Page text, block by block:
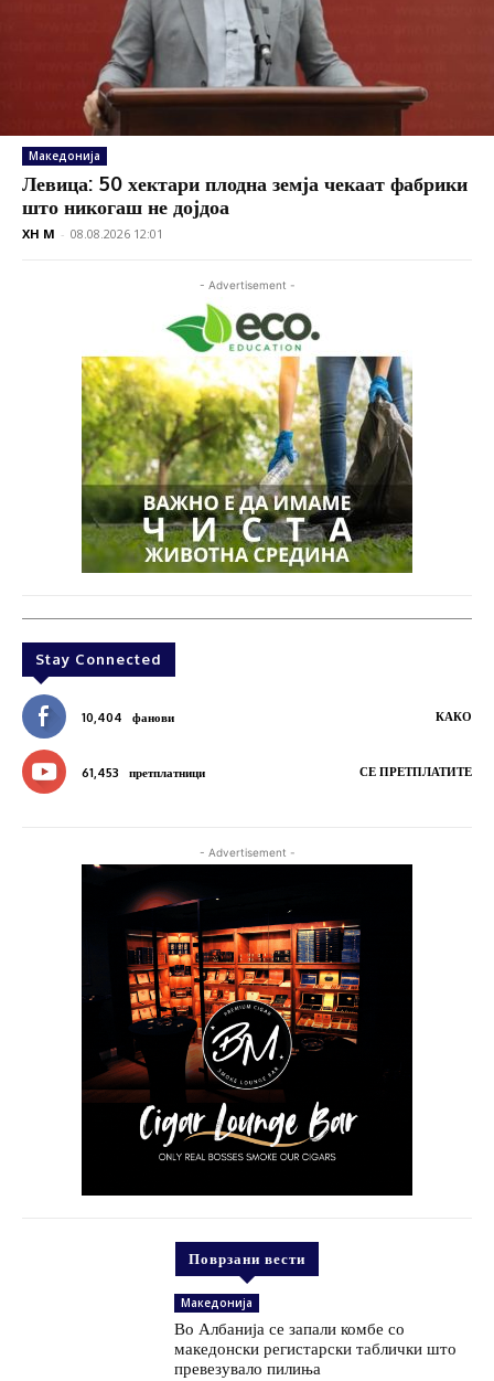
Македонија
Левица: 50 хектари плодна земја чекаат фабрики
што никогаш не дојдоа
XH M - 08.08.2026 12:01
- Advertisement -
Stay Connected
10,404 фанови КАКО
61,453 претплатници СЕ ПРЕТПЛАТИТЕ
- Advertisement -
Поврзани вести
Македонија
Во Албанија се запали комбе со
македонски регистарски таблички што
превезувало пилиња